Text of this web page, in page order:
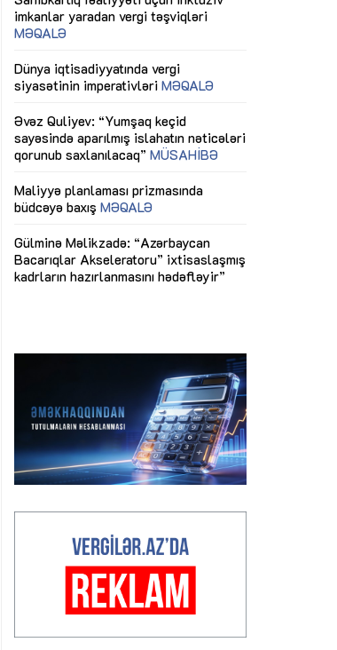
Dünya iqtisadiyyatında vergi
siyasətinin imperativləri
Əvəz Quliyev: “Yumşaq keçid
sayəsində aparılmış islahatın nəticələri
Maliyyə planlaması prizmasında
büdcəyə baxışMƏQALƏ
Gülminə Məlikzadə: “Azərbaycan
Bacarıqlar Akseleratoru” ixtisaslaşmış